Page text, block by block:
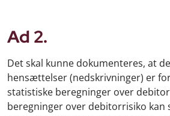
Ad 2.
Det skal kunne dokumenteres, at
hensættelser (nedskrivninger) er
statistiske beregninger over
beregninger over debitorrisiko kan